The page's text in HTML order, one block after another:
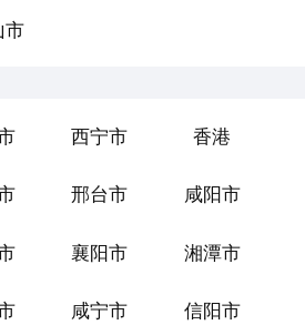
市
西宁市 香港
邢台市 咸阳市
襄阳市 湘潭市
咸宁市 信阳市